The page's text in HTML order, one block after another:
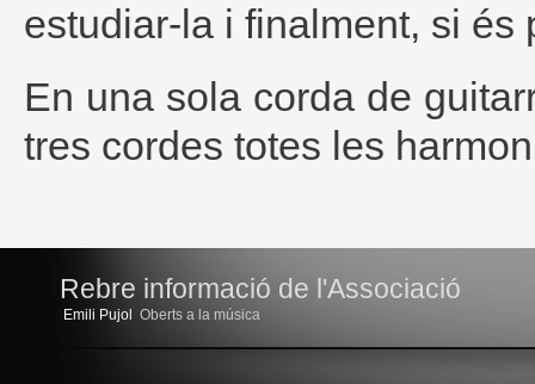
estudiar-la i finalment, si és
En una sola corda de
tres cordes totes les
Rebre informació de l'Associació
Emili Pujol Oberts a la música